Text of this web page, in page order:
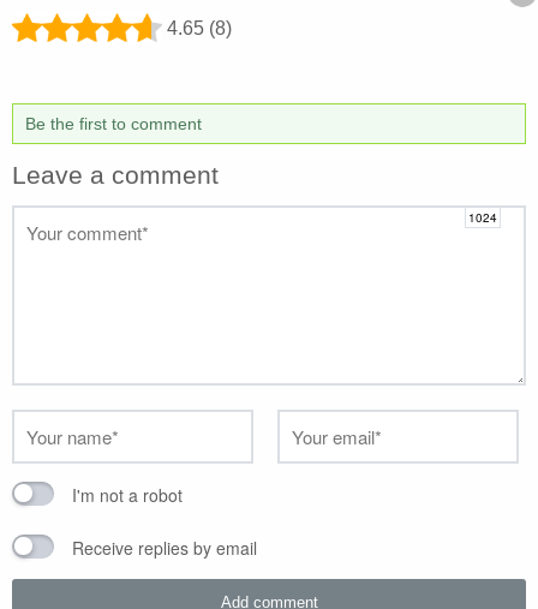
4.65 (8)
Be the first to comment
Leave a comment
I'm not a robot
Receive replies by email